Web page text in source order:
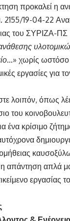
προκαλεί η
2155/19-04-22
του ΣΥΡΙΖΑ-ΠΣ
…» χωρίς ωστόσο
εργασίες για
λοιπόν, όπως
του
ένα κρίσιμο
απάντηση απλά